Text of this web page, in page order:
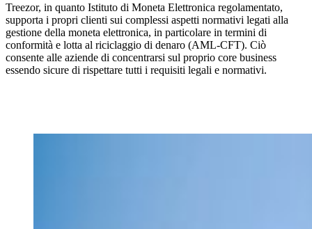
Treezor, in quanto Istituto di Moneta Elettronica regolamentato,
supporta i propri clienti sui complessi aspetti normativi legati alla
gestione della moneta elettronica, in particolare in termini di
conformità e lotta al riciclaggio di denaro (AML-CFT). Ciò
consente alle aziende di concentrarsi sul proprio core business
essendo sicure di rispettare tutti i requisiti legali e normativi.